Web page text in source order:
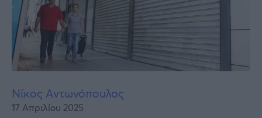
Καιρός
Νίκος Αντωνόπουλος
17 Απριλίου 2025